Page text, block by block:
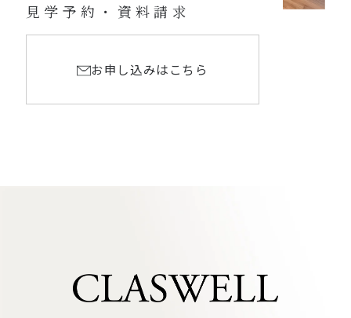
見学予約・資料請求
お申し込みはこちら